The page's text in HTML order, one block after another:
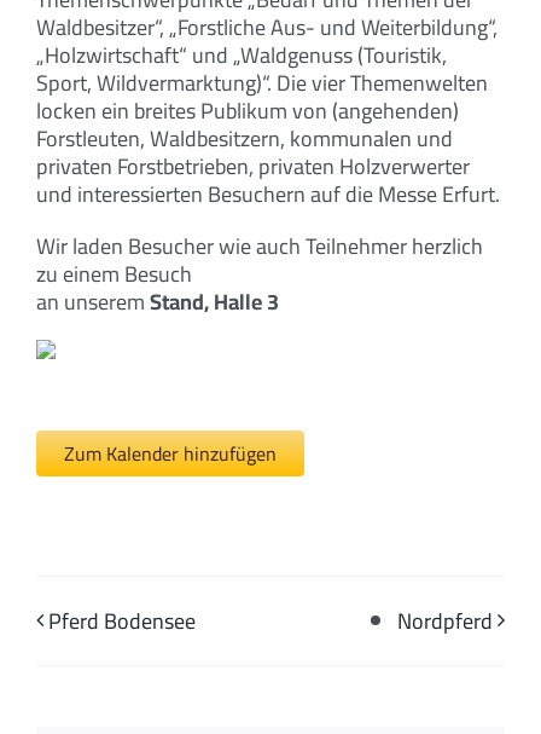
Waldbesitzer“, „Forstliche Aus- und Weiterbildung“,
„Holzwirtschaft“ und „Waldgenuss (Touristik,
Sport, Wildvermarktung)“. Die vier Themenwelten
locken ein breites Publikum von (angehenden)
Forstleuten, Waldbesitzern, kommunalen und
privaten Forstbetrieben, privaten Holzverwerter
und interessierten Besuchern auf die Messe Erfurt.
Wir laden Besucher wie auch Teilnehmer herzlich
zu einem Besuch
an unseremStand, Halle 3
Zum Kalender hinzufügen
Pferd Bodensee Nordpferd